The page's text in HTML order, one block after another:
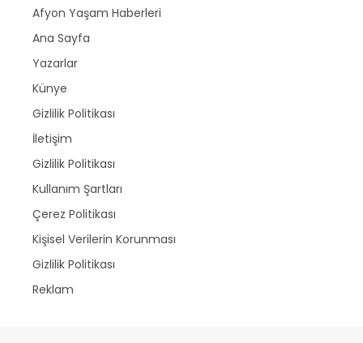
Afyon Yaşam Haberleri
Ana Sayfa
Yazarlar
Künye
Gizlilik Politikası
İletişim
Gizlilik Politikası
Kullanım Şartları
Çerez Politikası
Kişisel Verilerin Korunması
Gizlilik Politikası
Reklam